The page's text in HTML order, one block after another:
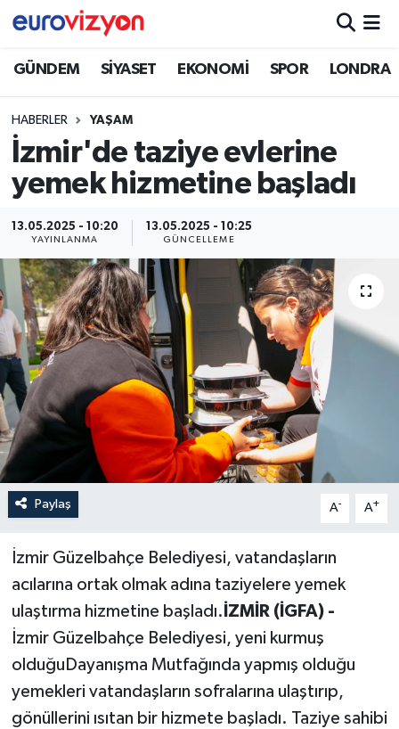
GÜNDEM SİYASET EKONOMİ SPOR LONDRA
HABERLER YAŞAM
İzmir'de taziye evlerine
yemek hizmetine başladı
13.05.2025 - 10:20
YAYINLANMA
13.05.2025 - 10:25
GÜNCELLEME
Paylaş A- A+
İzmir Güzelbahçe Belediyesi, vatandaşların
acılarına ortak olmak adına taziyelere yemek
ulaştırma hizmetine başladı. İZMİR (İGFA) -
İzmir Güzelbahçe Belediyesi, yeni kurmuş
olduğuDayanışma Mutfağında yapmış olduğu
yemekleri vatandaşların sofralarına ulaştırıp,
gönüllerini ısıtan bir hizmete başladı. Taziye sahibi